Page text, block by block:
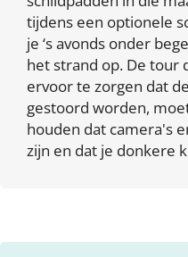
tijdens een optionele
je ‘s avonds onder
het strand op. De tour
ervoor te zorgen dat
gestoord worden,
houden dat camera's
zijn en dat je donkere